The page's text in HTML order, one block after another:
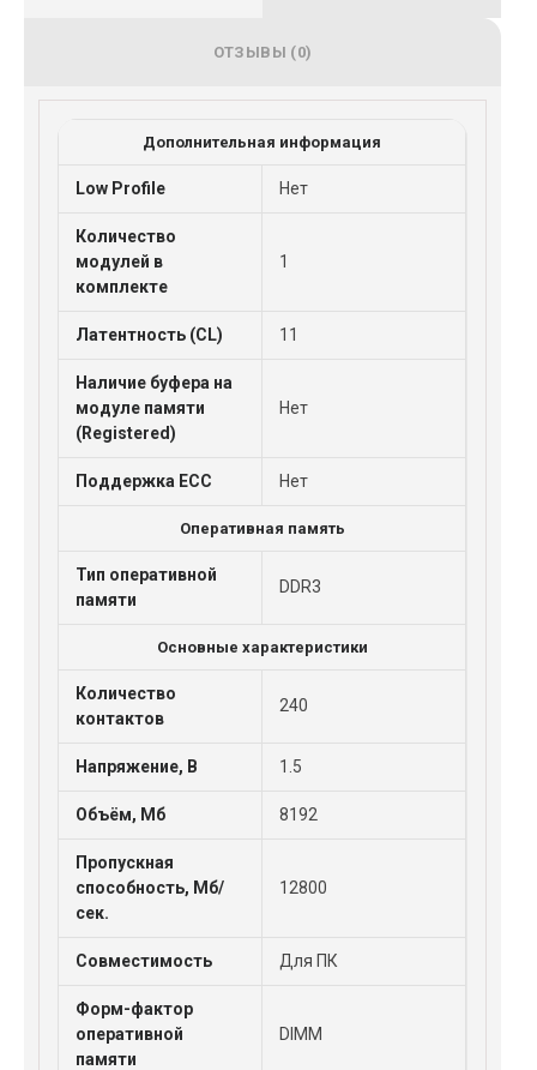
ОТЗЫВЫ (0)
Дополнительная информация
Low Profile Нет
Количество
модулей в
комплекте
1
Латентность (CL) 11
Наличие буфера на
модуле памяти
(Registered)
Нет
Поддержка ECC Нет
Оперативная память
Тип оперативной
памяти
DDR3
Основные характеристики
Количество
контактов
240
Напряжение, В 1.5
Объём, Мб 8192
Пропускная
способность, Мб/
сек.
12800
Совместимость Для ПК
Форм-фактор
оперативной
памяти
DIMM